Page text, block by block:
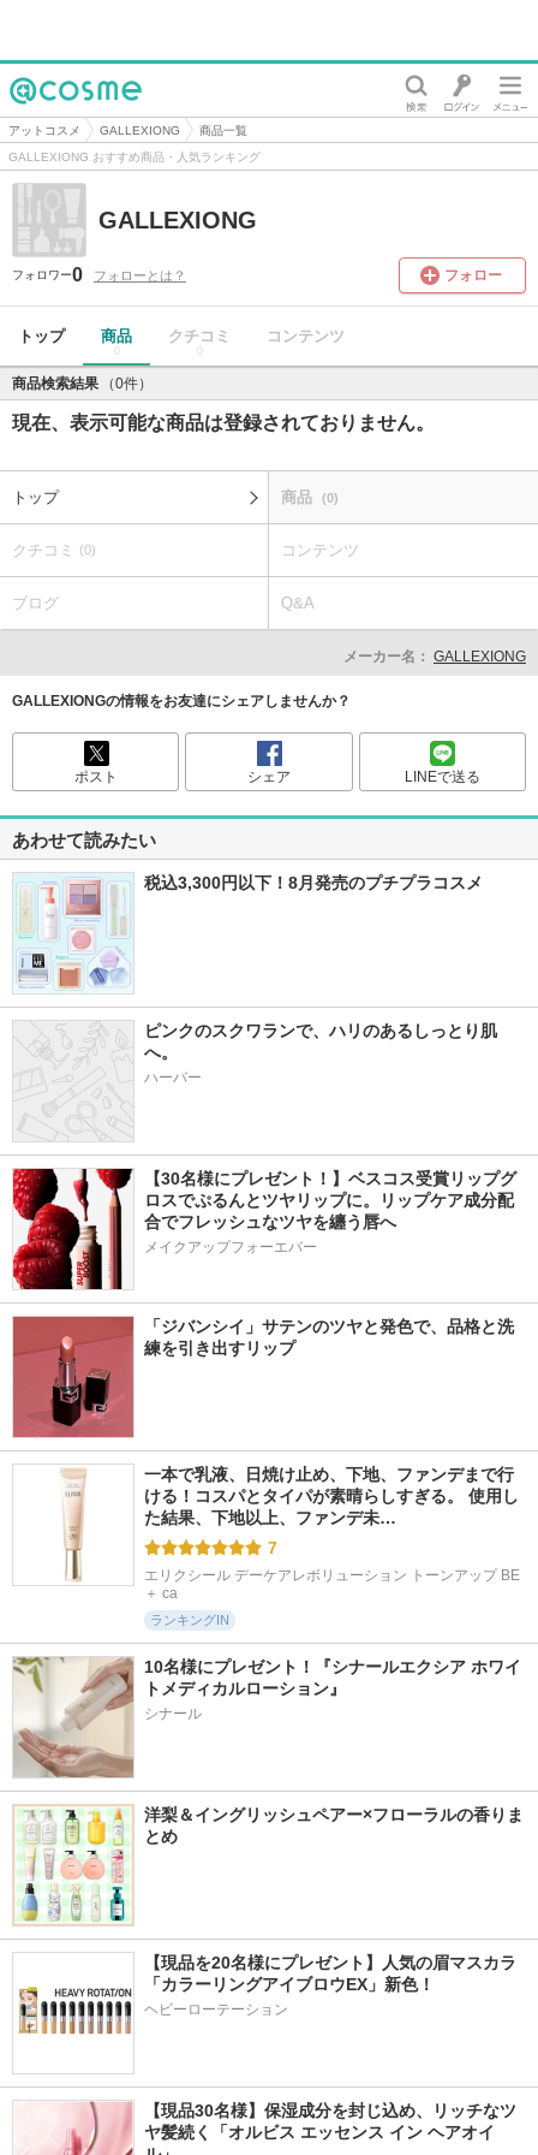
@cosme
アットコスメ GALLEXIONG
商品一覧
GALLEXIONG おすすめ商品・人気ランキング
GALLEXIONG
フォロワー0 フォローとは？ フォロー
トップ 商品
0
クチコミ
0
コンテンツ
商品検索結果 （0件）
現在、表示可能な商品は登録されておりません。
トップ 商品 (0)
クチコミ (0) コンテンツ
ブログ Q&A
メーカー名： GALLEXIONG
GALLEXIONGの情報をお友達にシェアしませんか？
ポスト シェア LINEで送る
あわせて読みたい
税込3,300円以下！8月発売のプチプラコスメ
ピンクのスクワランで、ハリのあるしっとり肌
へ。
ハーバー
【30名様にプレゼント！】ベスコス受賞リップグ
ロスでぷるんとツヤリップに。リップケア成分配
合でフレッシュなツヤを纏う唇へ
メイクアップフォーエバー
「ジバンシイ」サテンのツヤと発色で、品格と洗
練を引き出すリップ
一本で乳液、日焼け止め、下地、ファンデまで行
ける！コスパとタイパが素晴らしすぎる。 使用し
た結果、下地以上、ファンデ未…
7
エリクシール デーケアレボリューション トーンアップ BE
＋ ca
ランキングIN
10名様にプレゼント！『シナールエクシア ホワイ
トメディカルローション』
シナール
洋梨＆イングリッシュペアー×フローラルの香りま
とめ
【現品を20名様にプレゼント】人気の眉マスカラ
「カラーリングアイブロウEX」新色！
ヘビーローテーション
【現品30名様】保湿成分を封じ込め、リッチなツ
ヤ髪続く「オルビス エッセンス イン ヘアオイ